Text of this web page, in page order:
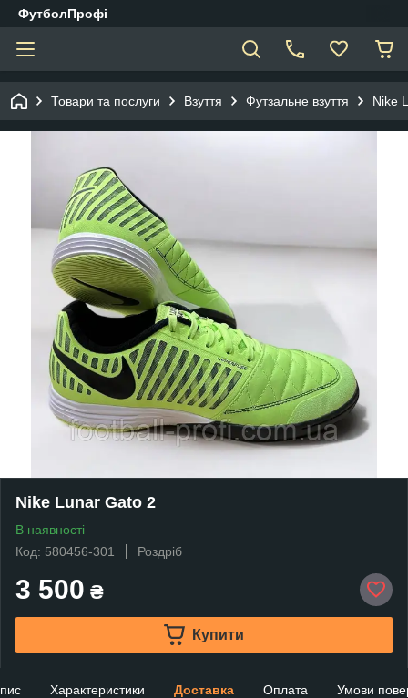
ФутболПрофі
Товари та послуги Взуття Футзальне взуття Nike
Nike Lunar Gato 2
В наявності
Код: 580456-301
Роздріб
3 500 ₴
Купити
Характеристики Доставка Оплата Умови